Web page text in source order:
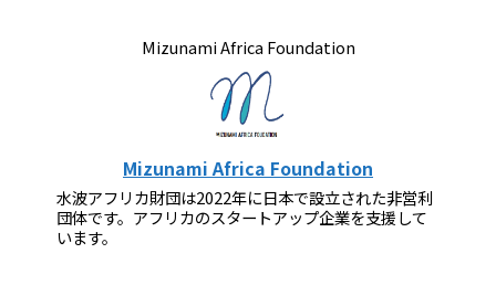
Mizunami Africa Foundation
Mizunami Africa Foundation
水波アフリカ財団は2022年に日本で設立された非営利
団体です。アフリカのスタートアップ企業を支援して
います。